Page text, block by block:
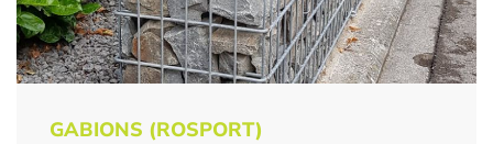
GABIONS (ROSPORT)